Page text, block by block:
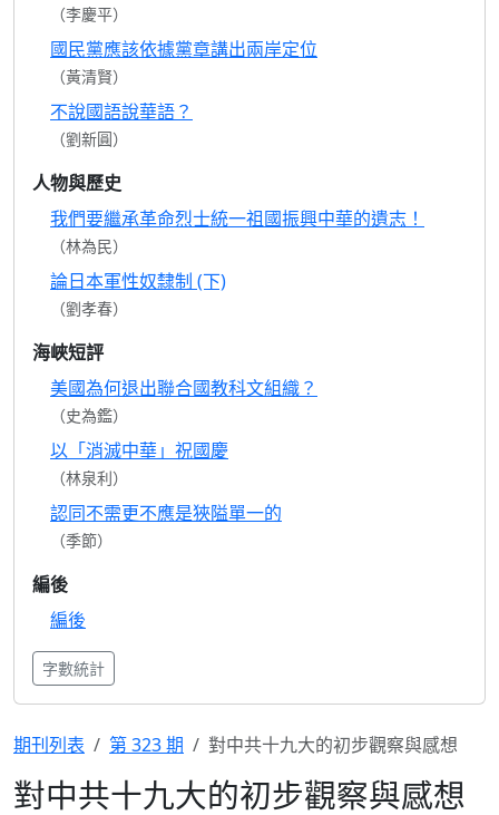
（李慶平）
國民黨應該依據黨章講出兩岸定位
（黃清賢）
不說國語說華語？
（劉新圓）
人物與歷史
我們要繼承革命烈士統一祖國振興中華的遺志！
（林為民）
論日本軍性奴隸制 (下)
（劉孝春）
海峽短評
美國為何退出聯合國教科文組織？
（史為鑑）
以「消滅中華」祝國慶
（林泉利）
認同不需更不應是狹隘單一的
（季節）
編後
編後
字數統計
期刊列表 第 323 期 對中共十九大的初步觀察與感想
對中共十九大的初步觀察與感想